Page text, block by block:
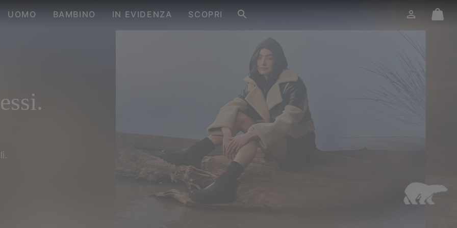
UOMO BAMBINO IN EVIDENZA SCOPRI AccessoMini